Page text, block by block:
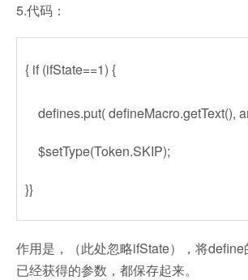
5.代码：
{ if (ifState==1) {
defines.put( defineMacro.getText(),
$setType(Token.SKIP);
}}
作用是，（此处忽略ifState），将
已经获得的参数，都保存起来。